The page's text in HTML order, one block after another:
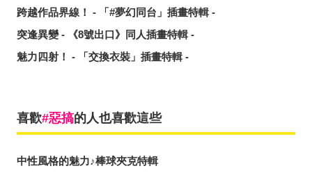
跨越作品界線！ - 「#夢幻同台」插畫特輯 -
突逢異變 - 《8號出口》同人插畫特輯 -
魅力四射！ - 「交換衣裝」插畫特輯 -
喜歡 惡搞的人也喜歡這些
中性風格的魅力♪棒球夾克特輯